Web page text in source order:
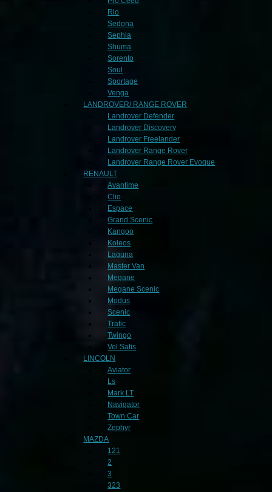
Rio
Sedona
Sephia
Shuma
Sorento
Soul
Sportage
Venga
LANDROVER/ RANGE ROVER
Landrover Defender
Landrover Discovery
Landrover Freelander
Landrover Range Rover
Landrover Range Rover Evoque
RENAULT
Avantime
Clio
Espace
Grand Scenic
Kangoo
Koleos
Laguna
Master Van
Megane
Megane Scenic
Modus
Scenic
Trafic
Twingo
Vel Satis
LINCOLN
Aviator
Ls
Mark LT
Navigator
Town Car
Zephyr
MAZDA
121
2
3
323